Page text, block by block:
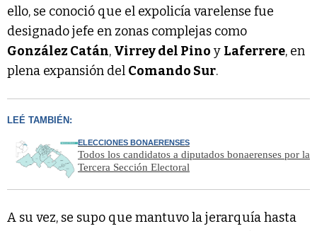
ello, se conoció que el expolicía varelense fue
designado jefe en zonas complejas como
González Catán, Virrey del Pino y Laferrere, en
plena expansión del Comando Sur.
LEÉ TAMBIÉN:
ELECCIONES BONAERENSES
Todos los candidatos a diputados bonaerenses por la
Tercera Sección Electoral
A su vez, se supo que mantuvo la jerarquía hasta